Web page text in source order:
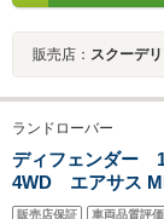
販売店： スクーデ
ランドローバー
ディフェンダー
4WD エアサス
ルーフ シートヒ
販売店保証 車両品質評